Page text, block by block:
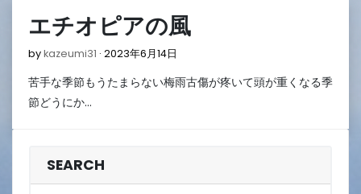
エチオピアの風
bykazeumi31 2023年6月14日
6
苦手な季節もうたまらない梅雨古傷が疼いて頭が重くなる季
節どうにか…
SEARCH